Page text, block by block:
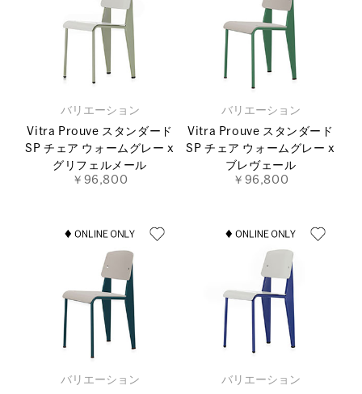
バリエーション
Vitra Prouve スタンダード
SP チェア ウォームグレー x
グリフェルメール
￥96,800
バリエーション
Vitra Prouve スタンダード
SP チェア ウォームグレー x
ブレヴェール
￥96,800
バリエーション
バリエーション